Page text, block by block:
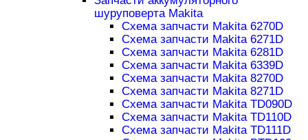
шуруповерта Makita
Схема запчасти Makita 6270D
Схема запчасти Makita 6271D
Схема запчасти Makita 6281D
Схема запчасти Makita 6339D
Схема запчасти Makita 8270D
Схема запчасти Makita 8271D
Схема запчасти Makita TD090D
Схема запчасти Makita TD110D
Схема запчасти Makita TD111D